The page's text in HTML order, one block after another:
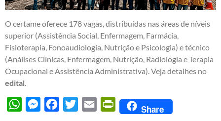
O certame oferece 178 vagas, distribuídas nas áreas de níveis
superior (Assistência Social, Enfermagem, Farmácia,
Fisioterapia, Fonoaudiologia, Nutrição e Psicologia) e técnico
(Análises Clínicas, Enfermagem, Nutrição, Radiologia e Terapia
Ocupacional e Assistência Administrativa). Veja detalhes no
edital.
WhatsAppMessengerFacebook
Twitter Email PrintFriendly
Share